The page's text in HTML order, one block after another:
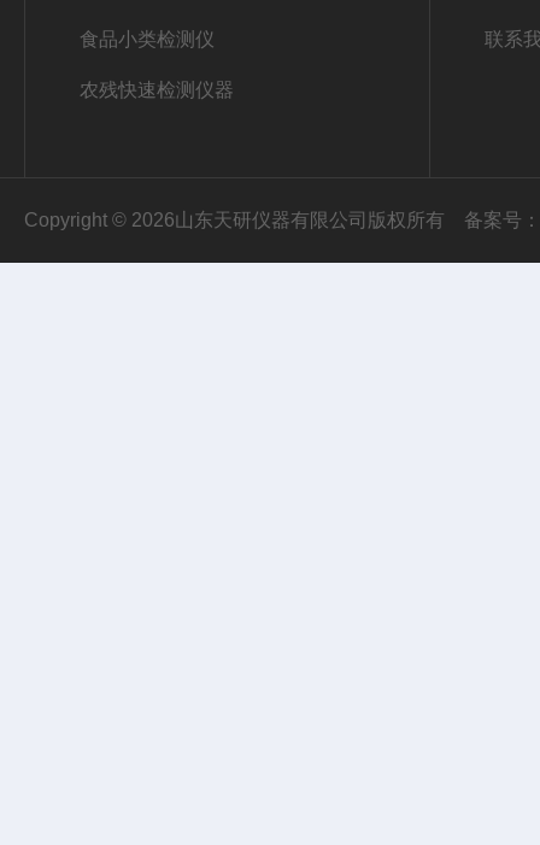
食品小类检测仪
农残快速检测仪器
联系
Copyright © 2026山东天研仪器有限公司版权所有 备案号